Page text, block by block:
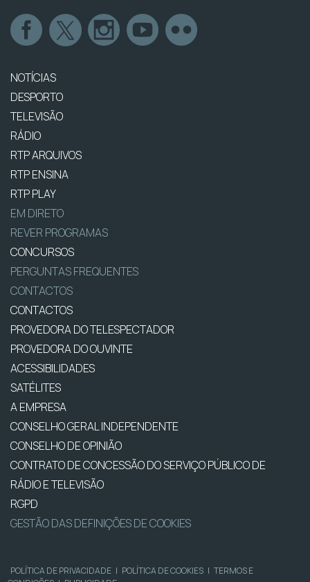
NOTÍCIAS
DESPORTO
TELEVISÃO
RÁDIO
RTP ARQUIVOS
RTP ENSINA
RTP PLAY
EM DIRETO
REVER PROGRAMAS
CONCURSOS
PERGUNTAS FREQUENTES
CONTACTOS
CONTACTOS
PROVEDORA DO TELESPECTADOR
PROVEDORA DO OUVINTE
ACESSIBILIDADES
SATÉLITES
A EMPRESA
CONSELHO GERAL INDEPENDENTE
CONSELHO DE OPINIÃO
CONTRATO DE CONCESSÃO DO SERVIÇO PÚBLICO DE
RÁDIO E TELEVISÃO
RGPD
GESTÃO DAS DEFINIÇÕES DE COOKIES
POLÍTICA DE PRIVACIDADE | POLÍTICA DE COOKIES | TERMOS E